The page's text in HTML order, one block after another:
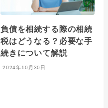
負債を相続する際の相続
税はどうなる？必要な手
続きについて解説
2024年10月30日